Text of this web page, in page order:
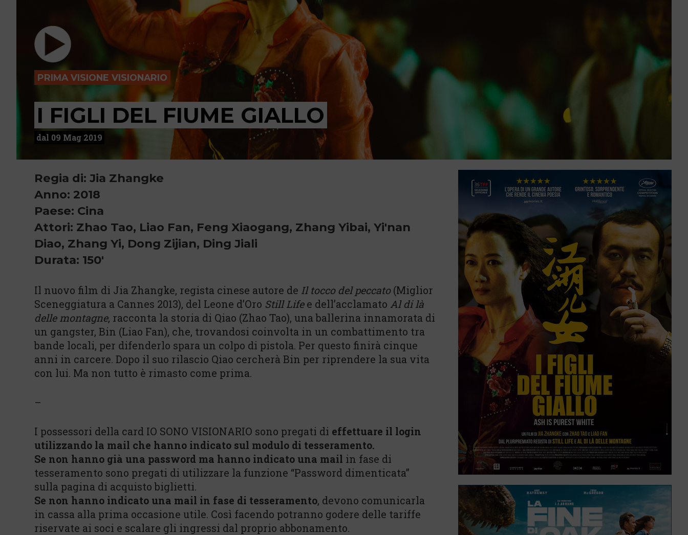
PRIMA VISIONE VISIONARIO
I FIGLI DEL FIUME GIALLO
dal 09 Mag 2019
Regia di: Jia Zhangke
Anno: 2018
Paese: Cina
Attori: Zhao Tao, Liao Fan, Feng Xiaogang, Zhang Yibai, Yi'nan
Diao, Zhang Yi, Dong Zijian, Ding Jiali
Durata: 150'
Il nuovo film di Jia Zhangke, regista cinese autore de Il tocco del peccato(Miglior
Sceneggiatura a Cannes 2013), del Leone d’Oro Still Lifee dell’acclamato Al di là
delle montagne, racconta la storia di Qiao (Zhao Tao), una ballerina innamorata di
un gangster, Bin (Liao Fan), che, trovandosi coinvolta in un combattimento tra
bande locali, per difenderlo spara un colpo di pistola. Per questo finirà cinque
anni in carcere. Dopo il suo rilascio Qiao cercherà Bin per riprendere la sua vita
con lui. Ma non tutto è rimasto come prima.
–
I possessori della card IO SONO VISIONARIO sono pregati di effettuare il login
utilizzando la mail che hanno indicato sul modulo di tesseramento.
Se non hanno già una password ma hanno indicato una mail in fase di
tesseramento sono pregati di utilizzare la funzione “Password dimenticata”
sulla pagina di acquisto biglietti.
Se non hanno indicato una mail in fase di tesseramento, devono comunicarla
in cassa alla prima occasione utile. Così facendo potranno godere delle tariffe
riservate ai soci e scalare gli ingressi dal proprio abbonamento.